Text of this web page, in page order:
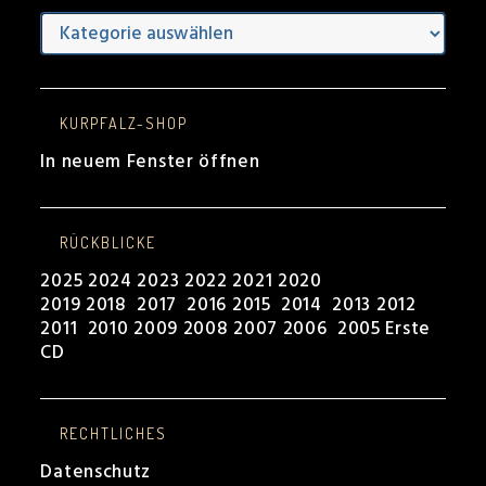
Presseberichte
KURPFALZ-SHOP
In neuem Fenster öffnen
RÜCKBLICKE
2025 2024 2023 2022 2021 2020
2019 2018 2017 2016 2015 2014 2013 2012
2011 2010 2009 2008 2007 2006 2005 Erste
CD
RECHTLICHES
Datenschutz